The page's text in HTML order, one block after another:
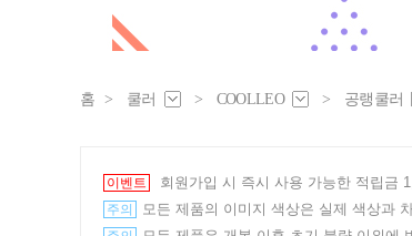
홈 > 쿨러 > COOLLEO > 공랭쿨러
이벤트 회원가입 시 즉시 사용 가능한 적립금
주의 모든 제품의 이미지 색상은 실제 색상과